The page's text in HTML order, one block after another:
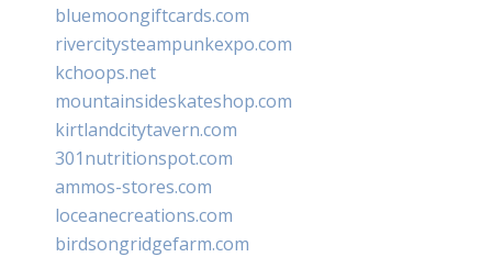
bluemoongiftcards.com
rivercitysteampunkexpo.com
kchoops.net
mountainsideskateshop.com
kirtlandcitytavern.com
301nutritionspot.com
ammos-stores.com
loceanecreations.com
birdsongridgefarm.com